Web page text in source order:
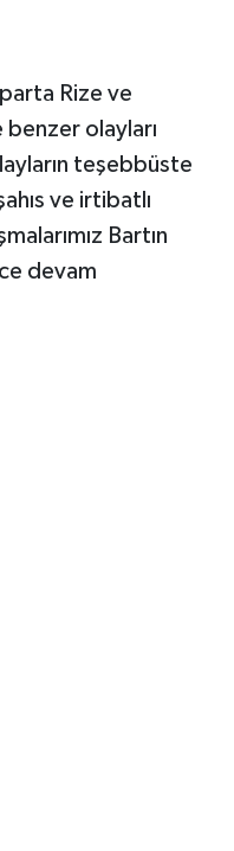
Rize ve
olayları
teşebbüste
ve irtibatlı
Bartın
devam